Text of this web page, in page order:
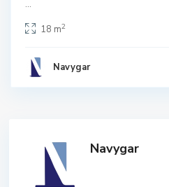
...
18 m2
Navygar
Navygar